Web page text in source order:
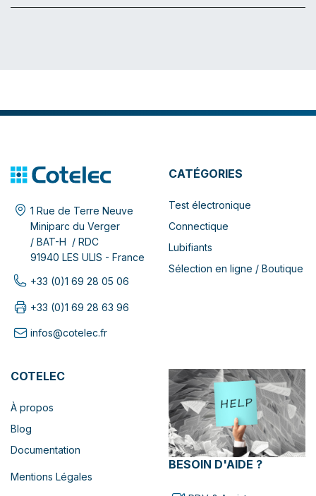
1 Rue de Terre Neuve
Miniparc du Verger
/ BAT-H / RDC
91940 LES ULIS - France
+33 (0)1 69 28 05 06
+33 (0)1 69 28 63 96
infos@cotelec.fr
CATÉGORIES
Test électronique
Connectique
Lubifiants
Sélection en ligne / Boutique
COTELEC
À propos
Blog
Documentation
Mentions Légales
BESOIN D'AIDE ?